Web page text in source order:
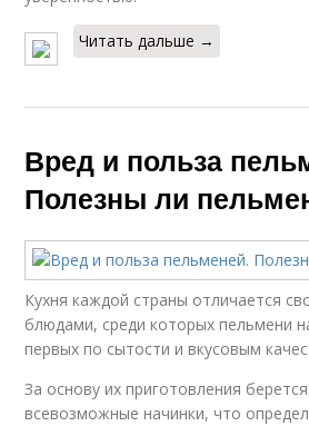
Читать дальше →
Вред и польза
Полезны ли
Кухня каждой страны отличается
блюдами, среди которых пельмени
первых по сытости и вкусовым
За основу их приготовления
всевозможные начинки, что